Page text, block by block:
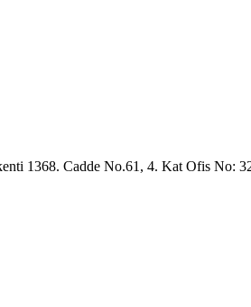
1368. Cadde No.61, 4. Kat Ofis No: